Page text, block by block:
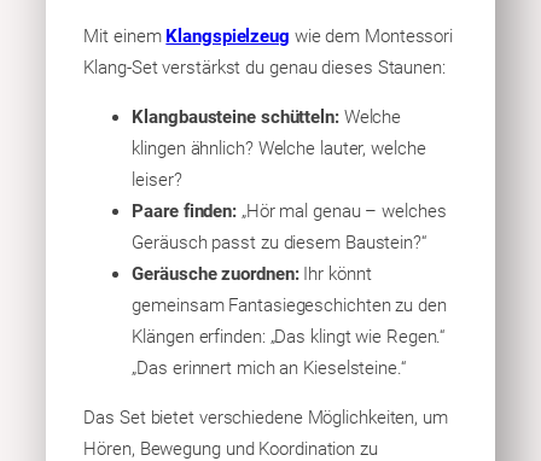
Mit einem Klangspielzeug wie dem Montessori
Klang-Set verstärkst du genau dieses Staunen:
Klangbausteine schütteln:Welche
klingen ähnlich? Welche lauter, welche
leiser?
Paare finden: „Hör mal genau – welches
Geräusch passt zu diesem Baustein?“
Geräusche zuordnen:Ihr könnt
gemeinsam Fantasiegeschichten zu den
Klängen erfinden: „Das klingt wie Regen.“
„Das erinnert mich an Kieselsteine.“
Das Set bietet verschiedene Möglichkeiten, um
Hören, Bewegung und Koordination zu